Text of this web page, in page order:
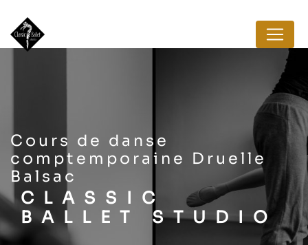
cours de danse
comptemporaine Druelle
Balsac
CLASSIC
BALLET STUDIO